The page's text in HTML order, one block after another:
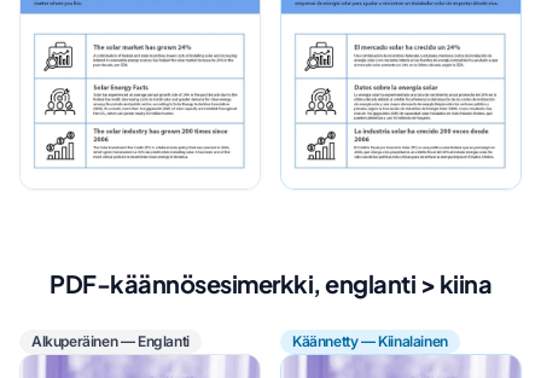
PDF-käännösesimerkki, englanti > kiina
Alkuperäinen — Englanti Käännetty — Kiinalainen